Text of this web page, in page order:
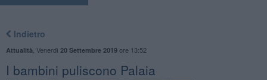
Indietro
Attualità Venerdì 20 Settembre 2019ore 13:52
I bambini puliscono Palaia